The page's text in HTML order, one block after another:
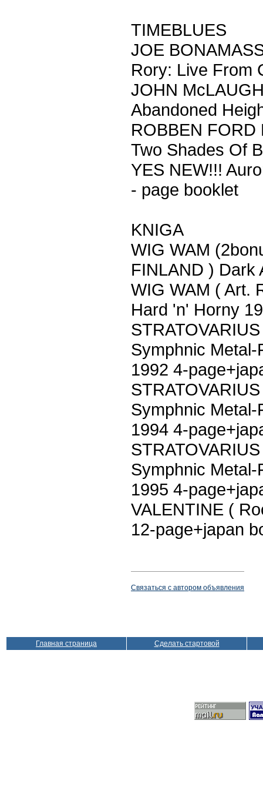
TIMEBLUES
JOE
Rory: Live From
JOHN
Abandoned
ROBBEN FORD
Two Shades Of
YES NEW!!!
- page booklet
KNIGA
WIG WAM
FINLAND ) Dark
WIG WAM ( Art.
Hard 'n' Horny
Symphnic Metal-
1992 4-
Symphnic
1994 4-
Symphnic
1995 4-
VALENTINE (
12-page+japan
Связаться с автором объявления
Главная страница Сделать стартовой